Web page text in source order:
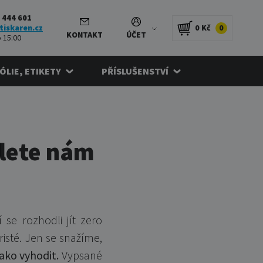
601
15:00
KONTAKT ÚČET
0 Kč 0
ETIKETY PŘÍSLUŠENSTVÍ
nám
se rozhodli jít zero
Jen se snažíme,
vyhodit.Vypsané